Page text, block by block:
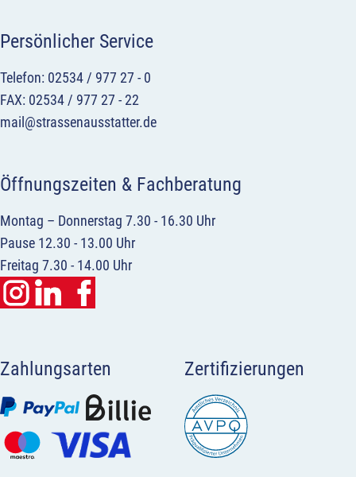
Persönlicher Service
Telefon: 02534 / 977 27 - 0
FAX: 02534 / 977 27 - 22
mail@strassenausstatter.de
Öffnungszeiten & Fachberatung
Montag – Donnerstag 7.30 - 16.30 Uhr
Pause 12.30 - 13.00 Uhr
Freitag 7.30 - 14.00 Uhr
Zahlungsarten Zertifizierungen